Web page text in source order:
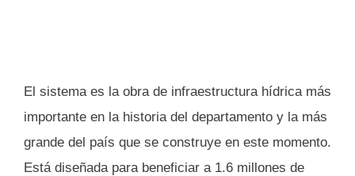
El sistema es la obra de infraestructura hídrica más
importante en la historia del departamento y la más
grande del país que se construye en este momento.
Está diseñada para beneficiar a 1.6 millones de